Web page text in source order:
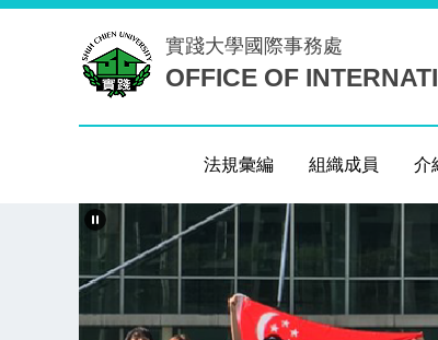
實踐大學 國際事務處
OFFICE OF
法規彙編 組織成員 介